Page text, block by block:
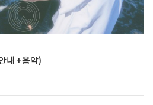
내 + 음악)